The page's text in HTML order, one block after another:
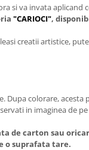
si va invata aplicand
"CARIOCI",
creatii artistice,
colorare,
in imaginea de
de carton sau
o suprafata tare.